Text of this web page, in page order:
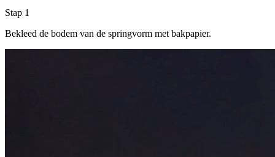
Stap 1
Bekleed de bodem van de springvorm met bakpapier.